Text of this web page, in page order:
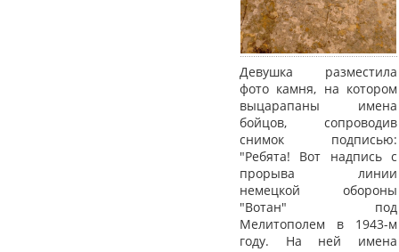
Девушка разместила
фото камня, на котором
выцарапаны имена
бойцов, сопроводив
снимок подписью:
"Ребята! Вот надпись с
прорыва линии
немецкой обороны
"Вотан" под
Мелитополем в 1943-м
году. На ней имена